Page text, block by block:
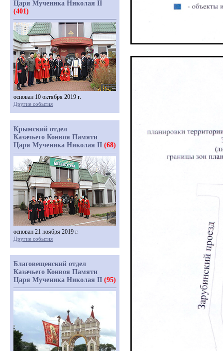
Царя Мученика Николая II
(401)
основан 10 октября 2019 г.
Другие события
Крымский отдел
Казачьего Конвоя Памяти
Царя Мученика Николая II (68)
основан 21 ноября 2019 г.
Другие события
Благовещенский отдел
Казачьего Конвоя Памяти
Царя Мученика Николая II (95)